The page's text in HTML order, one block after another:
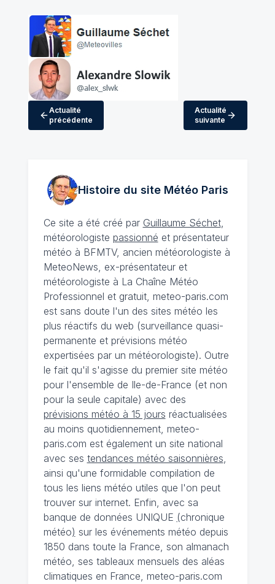
Actualité
précédente
Actualité
suivante
Histoire du site MétéoParis
Ce site a été créé par Guillaume Séchet,
météorologiste passionné et présentateur
météo à BFMTV, ancien météorologiste à
MeteoNews, ex-présentateur et
météorologiste à La Chaîne Météo
Professionnel et gratuit, meteo-paris.com
est sans doute l'un des sites météo les
plus réactifs du web (surveillance quasi-
permanente et prévisions météo
expertisées par un météorologiste). Outre
le fait qu'il s'agisse du premier site météo
pour l'ensemble de Ile-de-France (et non
pour la seule capitale) avec des
prévisions météo à 15 jours réactualisées
au moins quotidiennement, meteo-
paris.com est également un site national
avec ses tendances météo saisonnières,
ainsi qu'une formidable compilation de
tous les liens météo utiles que l'on peut
trouver sur internet. Enfin, avec sa
banque de données UNIQUE (chronique
météo) sur les événements météo depuis
1850 dans toute la France, son almanach
météo, ses tableaux mensuels des aléas
climatiques en France, meteo-paris.com